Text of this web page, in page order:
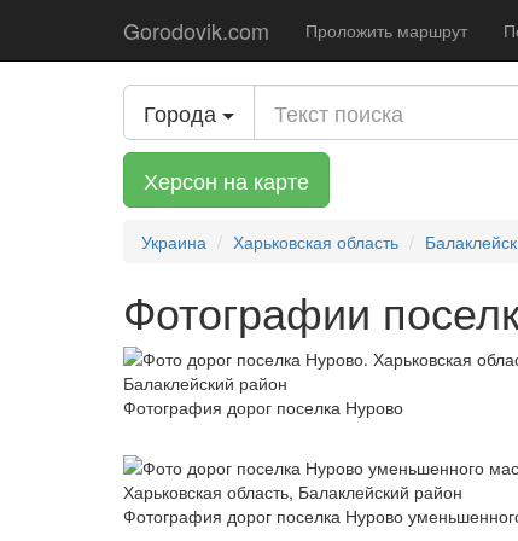
Gorodovik.com Проложить маршрут
Города
Херсон на карте
Украина Харьковская область
Фотографии
Фотография дорог поселка Нурово
Фотография дорог поселка Нурово